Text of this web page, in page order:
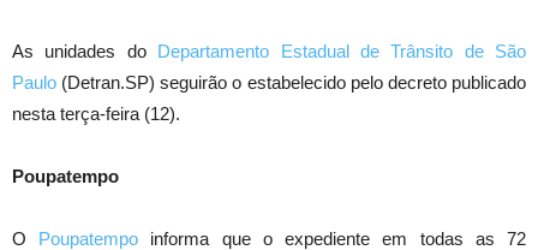
As unidades do Departamento Estadual de Trânsito de São
Paulo (Detran.SP) seguirão o estabelecido pelo decreto publicado
nesta terça-feira (12).
Poupatempo
O Poupatempo informa que o expediente em todas as 72